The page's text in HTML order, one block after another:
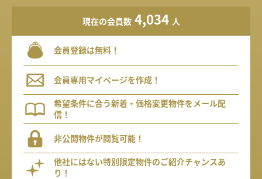
現在の会員数 4,034 人
会員登録は無料！
会員専用マイページを作成！
希望条件に合う新着・価格変更物件をメール配
信！
非公開物件が閲覧可能！
他社にはない特別限定物件のご紹介チャンスあ
り！